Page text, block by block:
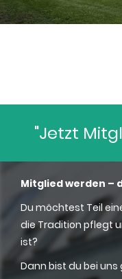
"Jetzt
Mitglied werden –
Du möchtest Teil
die Tradition pflegt
ist?
Dann bist du bei